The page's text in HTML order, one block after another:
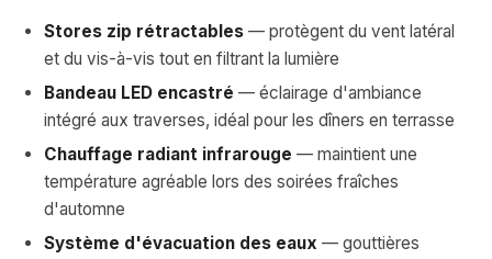
Stores zip rétractables — protègent du vent latéral
et du vis-à-vis tout en filtrant la lumière
Bandeau LED encastré — éclairage d'ambiance
intégré aux traverses, idéal pour les dîners en terrasse
Chauffage radiant infrarouge — maintient une
température agréable lors des soirées fraîches
d'automne
Système d'évacuation des eaux — gouttières